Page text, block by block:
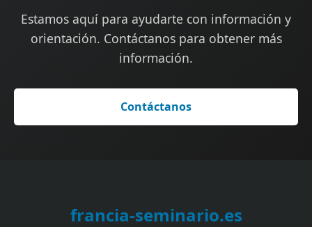
Estamos aquí para ayudarte con información y
orientación. Contáctanos para obtener más
información.
Contáctanos
francia-seminario.es